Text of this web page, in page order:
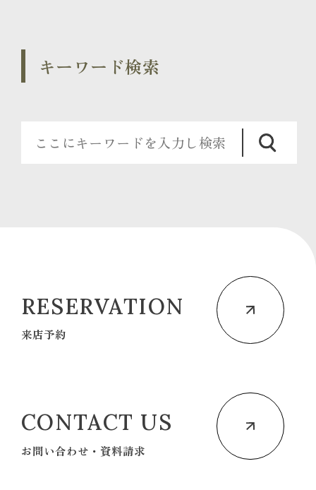
キーワード検索
RESERVATION
来店予約
CONTACT US
お問い合わせ・資料請求